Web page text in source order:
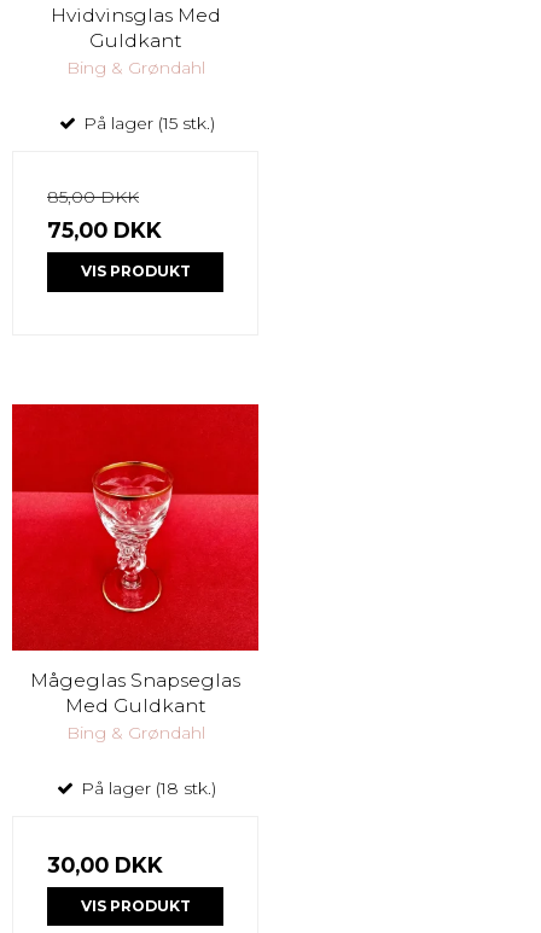
Hvidvinsglas Med
Guldkant
Bing & Grøndahl
På lager (15 stk.)
85,00 DKK
75,00 DKK
VIS PRODUKT
Mågeglas Snapseglas
Med Guldkant
Bing & Grøndahl
På lager (18 stk.)
30,00 DKK
VIS PRODUKT